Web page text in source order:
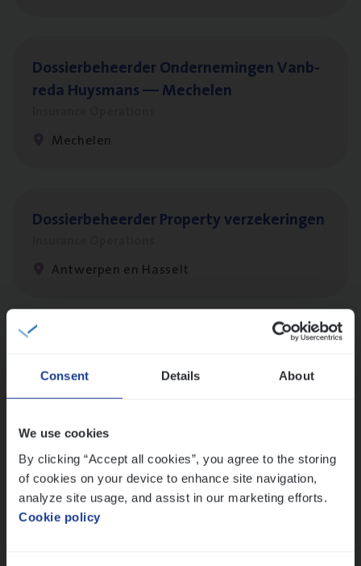
Consent Details About
We use cookies
By clicking “Accept all cookies”, you agree to the storing
of cookies on your device to enhance site navigation,
analyze site usage, and assist in our marketing efforts.
Cookie policy
Dos­sier­be­heer­der Onder­ne­min­gen Van­b­
re­da Huys­mans — Mechelen
Mechelen
Dos­sier­be­heer­der Pro­per­ty verzekeringen
Antwerpen en Hasselt
Insurance Operations
Antwerpen
Busi­ness Mana­ger Mari­ne Cargo
People Management, Sales Management
Antwerpen